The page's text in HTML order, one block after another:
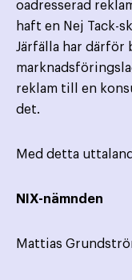
oadresserad
haft en Nej Tack-
Järfälla har därför
reklam till en
det.
Med detta
NIX-nämnden
Mattias